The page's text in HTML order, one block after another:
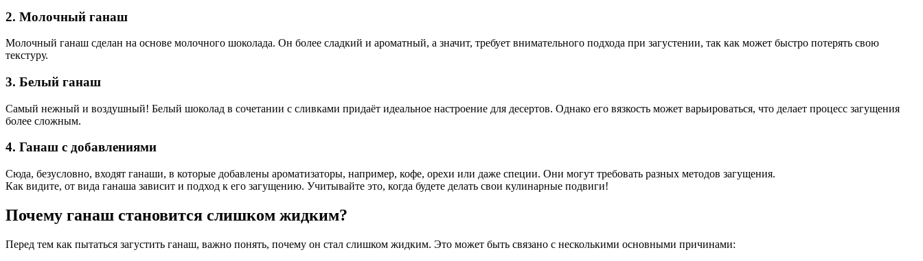
2. Молочный ганаш
Молочный ганаш сделан на основе молочного шоколада. Он более сладкий и ароматный, а значит, требует внимательного подхода при загустении, так как может быстро потерять свою
текстуру.
3. Белый ганаш
Самый нежный и воздушный! Белый шоколад в сочетании с сливками придаёт идеальное настроение для десертов. Однако его вязкость может варьироваться, что делает процесс загущения
более сложным.
4. Ганаш с добавлениями
Сюда, безусловно, входят ганаши, в которые добавлены ароматизаторы, например, кофе, орехи или даже специи. Они могут требовать разных методов загущения.
Как видите, от вида ганаша зависит и подход к его загущению. Учитывайте это, когда будете делать свои кулинарные подвиги!
Почему ганаш становится слишком жидким?
Перед тем как пытаться загустить ганаш, важно понять, почему он стал слишком жидким. Это может быть связано с несколькими основными причинами: